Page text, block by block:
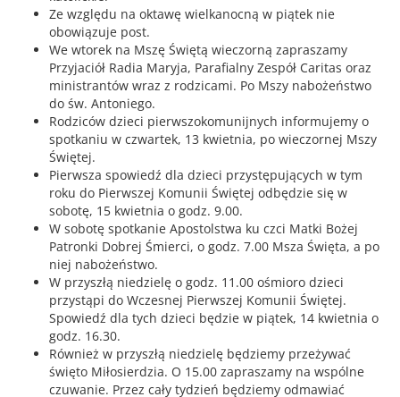
Ze względu na oktawę wielkanocną w piątek nie
obowiązuje post.
We wtorek na Mszę Świętą wieczorną zapraszamy
Przyjaciół Radia Maryja, Parafialny Zespół Caritas oraz
ministrantów wraz z rodzicami. Po Mszy nabożeństwo
do św. Antoniego.
Rodziców dzieci pierwszokomunijnych informujemy o
spotkaniu w czwartek, 13 kwietnia, po wieczornej Mszy
Świętej.
Pierwsza spowiedź dla dzieci przystępujących w tym
roku do Pierwszej Komunii Świętej odbędzie się w
sobotę, 15 kwietnia o godz. 9.00.
W sobotę spotkanie Apostolstwa ku czci Matki Bożej
Patronki Dobrej Śmierci, o godz. 7.00 Msza Święta, a po
niej nabożeństwo.
W przyszłą niedzielę o godz. 11.00 ośmioro dzieci
przystąpi do Wczesnej Pierwszej Komunii Świętej.
Spowiedź dla tych dzieci będzie w piątek, 14 kwietnia o
godz. 16.30.
Również w przyszłą niedzielę będziemy przeżywać
święto Miłosierdzia. O 15.00 zapraszamy na wspólne
czuwanie. Przez cały tydzień będziemy odmawiać